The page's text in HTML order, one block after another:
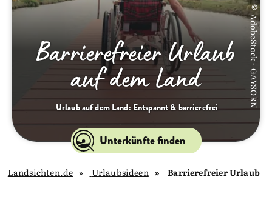
© AdobeStock - GAYSORN
Barrierefreier Urlaub
auf dem Land
Urlaub auf dem Land: Entspannt & barrierefrei
Unterkünfte finden
Barrierefreier Urlaub
Urlaubsideen
Landsichten.de